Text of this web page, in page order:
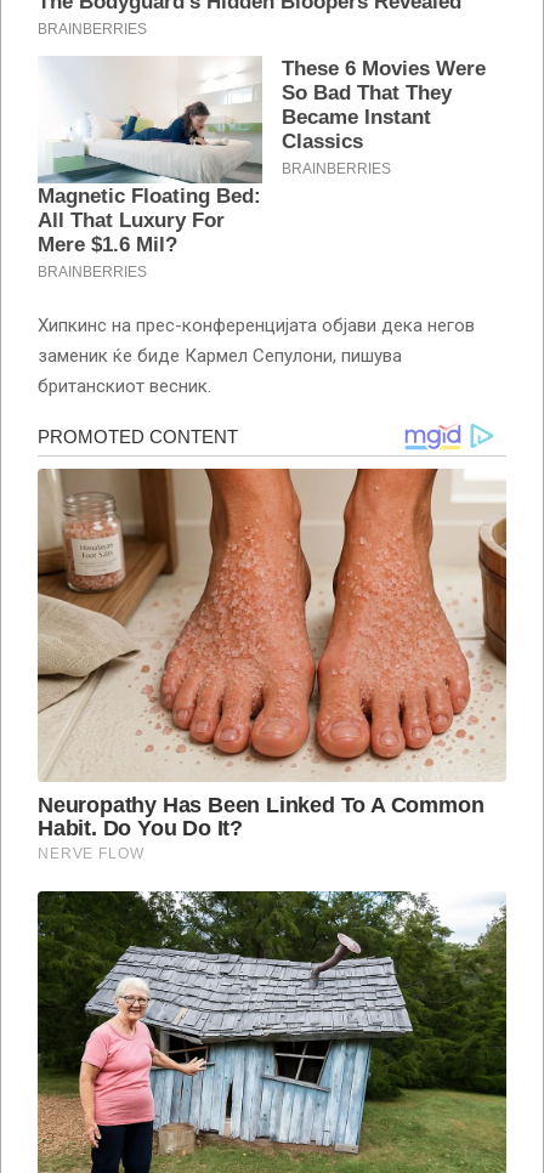
Хипкинс на прес-конференцијата објави дека негов
заменик ќе биде Кармел Сепулони, пишува
британскиот весник.